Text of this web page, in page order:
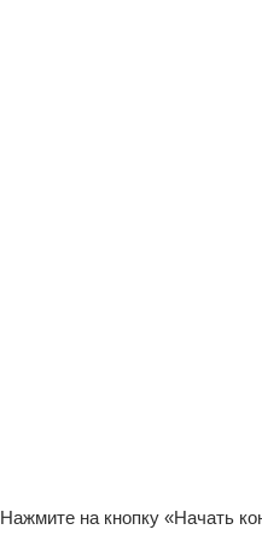
Нажмите на кнопку «Начать